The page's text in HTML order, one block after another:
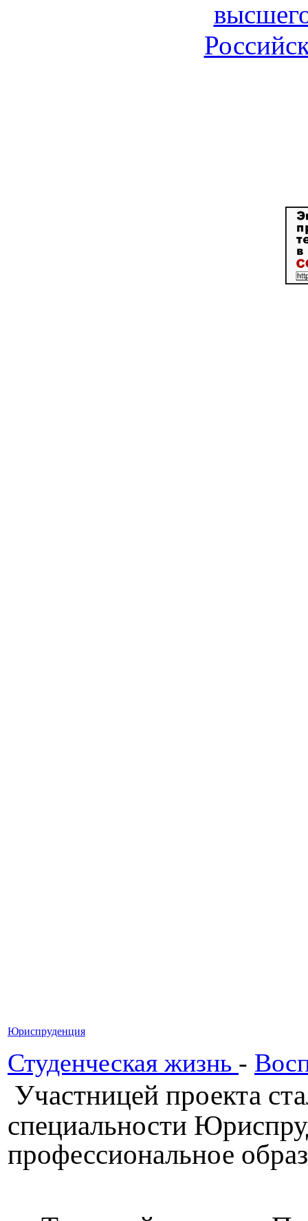
Юриспруденция
Студенческая жизнь -
Участницей проекта
специальности
профессиональное